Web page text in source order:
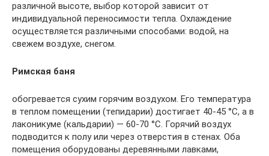
различной высоте, выбор которой зависит от
индивидуальной переносимости тепла. Охлаждение
осуществляется различными способами: водой, на
свежем воздухе, снегом.
Римская баня
обогревается сухим горячим воздухом. Его температура
в теплом помещении (тепидарии) достигает 40-45 °C, а в
лаконикуме (кальдарии) — 60-70 °C. Горячий воздух
подводится к полу или через отверстия в стенах. Оба
помещения оборудованы деревянными лавками,